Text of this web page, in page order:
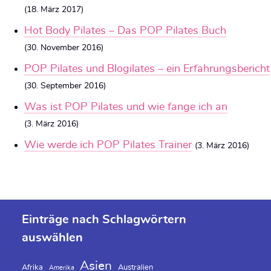
(18. März 2017)
Hot Body Pilates – Das POP Pilates Buch
(30. November 2016)
POP Pilates und Blogilates – ein Erfahrungsbericht
(30. September 2016)
Was ist POP Pilates und wie fange ich an
(3. März 2016)
Wie werde ich POP Pilates Trainer (3. März 2016)
Einträge nach Schlagwörtern
auswählen
Afrika Amerika Asien Australien